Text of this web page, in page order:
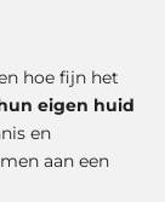
hoe fijn het
eigen huid
en
aan een